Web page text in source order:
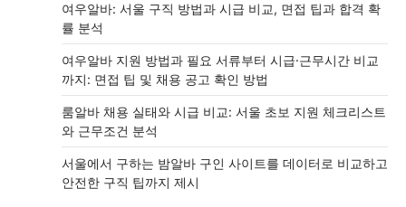
여우알바: 서울 구직 방법과 시급 비교, 면접 팁과 합격 확
률 분석
여우알바 지원 방법과 필요 서류부터 시급·근무시간 비교
까지: 면접 팁 및 채용 공고 확인 방법
룸알바 채용 실태와 시급 비교: 서울 초보 지원 체크리스트
와 근무조건 분석
서울에서 구하는 밤알바 구인 사이트를 데이터로 비교하고
안전한 구직 팁까지 제시